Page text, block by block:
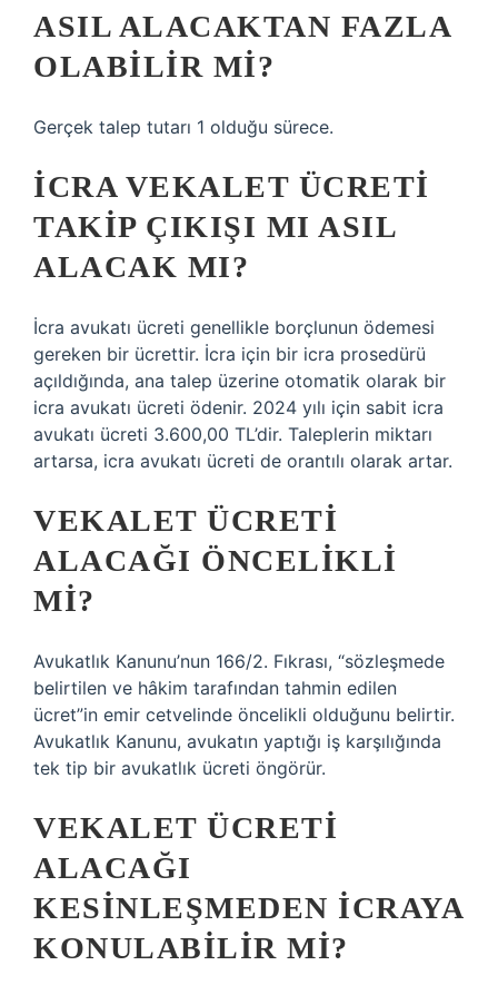
ASIL ALACAKTAN FAZLA
OLABILIR MI?
Gerçek talep tutarı 1 olduğu sürece.
İCRA VEKALET ÜCRETI
TAKIP ÇIKIŞI MI ASIL
ALACAK MI?
İcra avukatı ücreti genellikle borçlunun ödemesi
gereken bir ücrettir. İcra için bir icra prosedürü
açıldığında, ana talep üzerine otomatik olarak bir
icra avukatı ücreti ödenir. 2024 yılı için sabit icra
avukatı ücreti 3.600,00 TL’dir. Taleplerin miktarı
artarsa, icra avukatı ücreti de orantılı olarak artar.
VEKALET ÜCRETI
ALACAĞI ÖNCELIKLI
MI?
Avukatlık Kanunu’nun 166/2. Fıkrası, “sözleşmede
belirtilen ve hâkim tarafından tahmin edilen
ücret”in emir cetvelinde öncelikli olduğunu belirtir.
Avukatlık Kanunu, avukatın yaptığı iş karşılığında
tek tip bir avukatlık ücreti öngörür.
VEKALET ÜCRETI
ALACAĞI
KESINLEŞMEDEN ICRAYA
KONULABILIR MI?